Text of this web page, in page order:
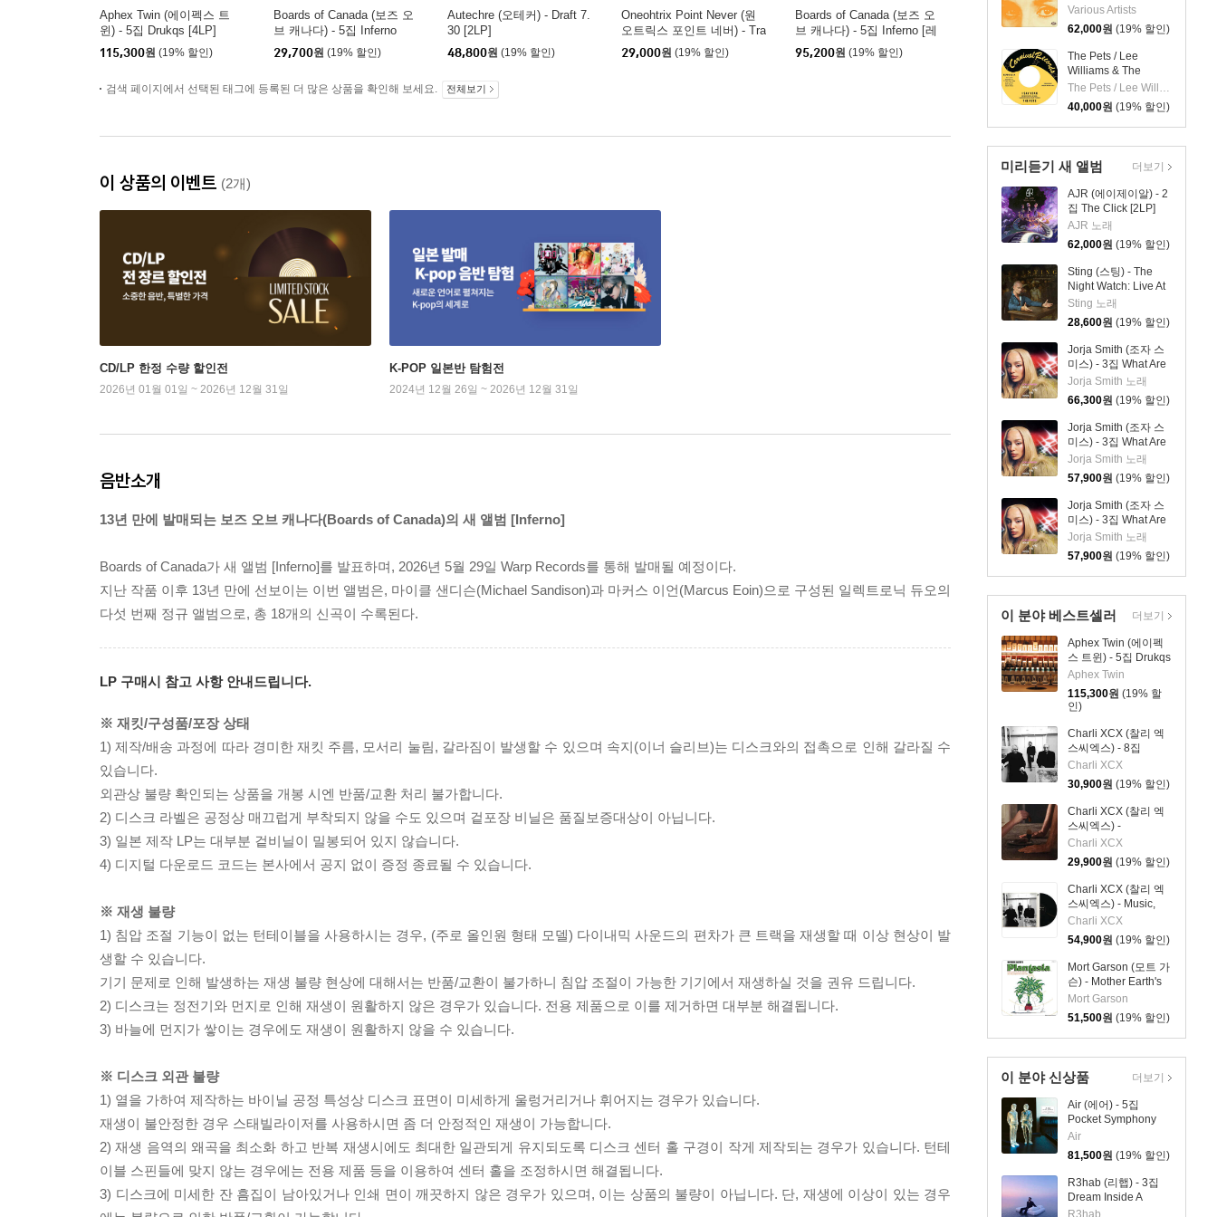
(Bedazzled! Barbara
Moore TV, Film And
Studio Work 1965–
81) [2LP]
Various Artists
62,000원 (19% 할인)
The Pets / Lee
Williams & The
Cymbals - I Say
Yeah / It's Everything
About You I Love [7
인치 Vinyl]
The Pets / Lee Williams & The Cymbals
40,000원 (19% 할인)
미리듣기 새 앨범
AJR (에이제이알) - 2
집 The Click [2LP]
AJR 노래
62,000원 (19% 할인)
Sting (스팅) - The
Night Watch: Live At
The Rijksmuseum
Sting 노래
28,600원 (19% 할인)
Jorja Smith (조자 스
미스) - 3집 What Are
The Odds [스플래터
컬러 LP]
Jorja Smith 노래
66,300원 (19% 할인)
Jorja Smith (조자 스
미스) - 3집 What Are
The Odds [심플 오렌
지 컬러 LP]
Jorja Smith 노래
57,900원 (19% 할인)
Jorja Smith (조자 스
미스) - 3집 What Are
The Odds [심플 바이
올렛 컬러 LP]
Jorja Smith 노래
57,900원 (19% 할인)
더보기
이 분야 베스트셀러
Aphex Twin (에이펙
스 트윈) - 5집 Drukqs
[4LP]
Aphex Twin
115,300원 (19% 할
인)
Charli XCX (찰리 엑
스씨엑스) - 8집
Music, Fashion, Film
Charli XCX
30,900원 (19% 할인)
Charli XCX (찰리 엑
스씨엑스) -
Wuthering Heights
Charli XCX
29,900원 (19% 할인)
Charli XCX (찰리 엑
스씨엑스) - Music,
Fashion, Film [LP]
Charli XCX
54,900원 (19% 할인)
Mort Garson (모트 가
슨) - Mother Earth's
Plantasia [멀티 에코
컬러 LP]
Mort Garson
51,500원 (19% 할인)
더보기
이 분야 신상품
Air (에어) - 5집
Pocket Symphony
[클리어 컬러 2LP]
Air
81,500원 (19% 할인)
R3hab (리햅) - 3집
Dream Inside A
Dream [마블 컬러 LP]
더보기
Aphex Twin (에이펙스 트
윈) - 5집 Drukqs [4LP]
115,300원 (19% 할인)
Boards of Canada (보즈 오
브 캐나다) - 5집 Inferno
29,700원 (19% 할인)
Autechre (오테커) - Draft 7.
30 [2LP]
48,800원 (19% 할인)
Oneohtrix Point Never (원
오트릭스 포인트 네버) - Tra
nquilizer
29,000원 (19% 할인)
Boards of Canada (보즈 오
브 캐나다) - 5집 Inferno [레
드 컬러 2LP]
95,200원 (19% 할인)
검색 페이지에서 선택된 태그에 등록된 더 많은 상품을 확인해 보세요. 전체보기
이 상품의 이벤트 (2개)
CD/LP 한정 수량 할인전
2026년 01월 01일 ~ 2026년 12월 31일
K-POP 일본반 탐험전
2024년 12월 26일 ~ 2026년 12월 31일
음반소개
13년 만에 발매되는 보즈 오브 캐나다(Boards of Canada)의 새 앨범 [Inferno]
Boards of Canada가 새 앨범 [Inferno]를 발표하며, 2026년 5월 29일 Warp Records를 통해 발매될 예정이다.
지난 작품 이후 13년 만에 선보이는 이번 앨범은, 마이클 샌디슨(Michael Sandison)과 마커스 이언(Marcus Eoin)으로 구성된 일렉트로닉 듀오의
다섯 번째 정규 앨범으로, 총 18개의 신곡이 수록된다.
LP 구매시 참고 사항 안내드립니다.
※ 재킷/구성품/포장 상태
1) 제작/배송 과정에 따라 경미한 재킷 주름, 모서리 눌림, 갈라짐이 발생할 수 있으며 속지(이너 슬리브)는 디스크와의 접촉으로 인해 갈라질 수
있습니다.
외관상 불량 확인되는 상품을 개봉 시엔 반품/교환 처리 불가합니다.
2) 디스크 라벨은 공정상 매끄럽게 부착되지 않을 수도 있으며 겉포장 비닐은 품질보증대상이 아닙니다.
3) 일본 제작 LP는 대부분 겉비닐이 밀봉되어 있지 않습니다.
4) 디지털 다운로드 코드는 본사에서 공지 없이 증정 종료될 수 있습니다.
※ 재생 불량
1) 침압 조절 기능이 없는 턴테이블을 사용하시는 경우, (주로 올인원 형태 모델) 다이내믹 사운드의 편차가 큰 트랙을 재생할 때 이상 현상이 발
생할 수 있습니다.
기기 문제로 인해 발생하는 재생 불량 현상에 대해서는 반품/교환이 불가하니 침압 조절이 가능한 기기에서 재생하실 것을 권유 드립니다.
2) 디스크는 정전기와 먼지로 인해 재생이 원활하지 않은 경우가 있습니다. 전용 제품으로 이를 제거하면 대부분 해결됩니다.
3) 바늘에 먼지가 쌓이는 경우에도 재생이 원활하지 않을 수 있습니다.
※ 디스크 외관 불량
1) 열을 가하여 제작하는 바이닐 공정 특성상 디스크 표면이 미세하게 울렁거리거나 휘어지는 경우가 있습니다.
재생이 불안정한 경우 스태빌라이저를 사용하시면 좀 더 안정적인 재생이 가능합니다.
2) 재생 음역의 왜곡을 최소화 하고 반복 재생시에도 최대한 일관되게 유지되도록 디스크 센터 홀 구경이 작게 제작되는 경우가 있습니다. 턴테
이블 스핀들에 맞지 않는 경우에는 전용 제품 등을 이용하여 센터 홀을 조정하시면 해결됩니다.
3) 디스크에 미세한 잔 흠집이 남아있거나 인쇄 면이 깨끗하지 않은 경우가 있으며, 이는 상품의 불량이 아닙니다. 단, 재생에 이상이 있는 경우